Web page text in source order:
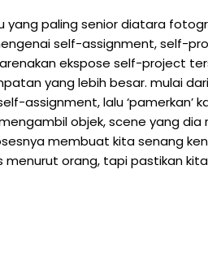
yang paling senior diatara
self-assignment, self-
ekspose self-project
yang lebih besar. mulai
assignment, lalu ‘pamerkan’
objek, scene yang dia
membuat kita senang
orang, tapi pastikan